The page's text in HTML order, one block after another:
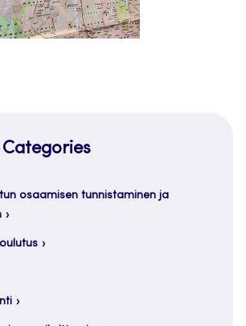
Categories
osaamisen tunnistaminen ja